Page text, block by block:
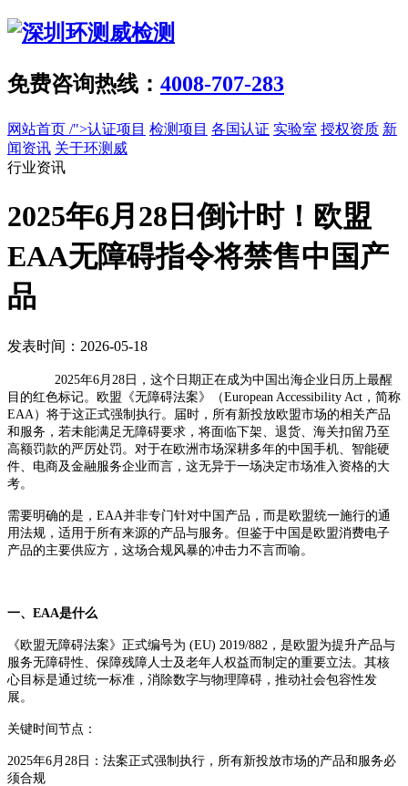
免费咨询热线： 4008-707-283
网站首页 /">认证项目 检测项目 各国认证 实验室 授权资质 新
闻资讯 关于环测威
行业资讯
2025年6月28日倒计时！欧盟
EAA无障碍指令将禁售中国产
品
发表时间：2026-05-18
2025年6月28日，这个日期正在成为中国出海企业日历上最醒
目的红色标记。欧盟《无障碍法案》（European Accessibility Act，简称
EAA）将于这正式强制执行。届时，所有新投放欧盟市场的相关产品
和服务，若未能满足无障碍要求，将面临下架、退货、海关扣留乃至
高额罚款的严厉处罚。对于在欧洲市场深耕多年的中国手机、智能硬
件、电商及金融服务企业而言，这无异于一场决定市场准入资格的大
考。
需要明确的是，EAA并非专门针对中国产品，而是欧盟统一施行的通
用法规，适用于所有来源的产品与服务。但鉴于中国是欧盟消费电子
产品的主要供应方，这场合规风暴的冲击力不言而喻。
一、EAA是什么
《欧盟无障碍法案》正式编号为 (EU) 2019/882，是欧盟为提升产品与
服务无障碍性、保障残障人士及老年人权益而制定的重要立法。其核
心目标是通过统一标准，消除数字与物理障碍，推动社会包容性发
展。
关键时间节点：
2025年6月28日：法案正式强制执行，所有新投放市场的产品和服务必
须合规